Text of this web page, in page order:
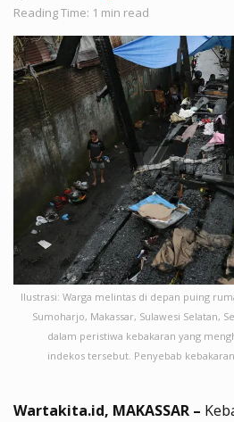
Reading Time: 1 min read
Ilustrasi: Warga melintas di depan puing
Sumoharjo, Makassar, Sulawesi Selatan,
dalam peristiwa kebakaran yang
indekos tersebut. Penyebab
Wartakita.id, MAKASSAR –